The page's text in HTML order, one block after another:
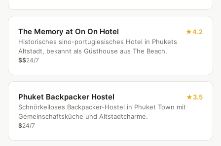
The Memory at On On Hotel
4.2
Historisches sino-portugiesisches Hotel in Phukets
Altstadt, bekannt als Güsthouse aus The Beach.
$$24/7
Phuket Backpacker Hostel
3.5
Schnörkelloses Backpacker-Hostel in Phuket Town mit
Gemeinschaftsküche und Altstadtcharme.
$24/7